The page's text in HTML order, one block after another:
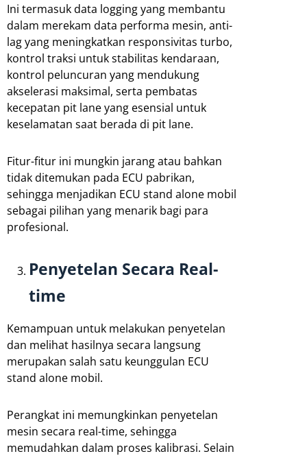
Ini termasuk data logging yang membantu
dalam merekam data performa mesin, anti-
lag yang meningkatkan responsivitas turbo,
kontrol traksi untuk stabilitas kendaraan,
kontrol peluncuran yang mendukung
akselerasi maksimal, serta pembatas
kecepatan pit lane yang esensial untuk
keselamatan saat berada di pit lane.
Fitur-fitur ini mungkin jarang atau bahkan
tidak ditemukan pada ECU pabrikan,
sehingga menjadikan ECU stand alone mobil
sebagai pilihan yang menarik bagi para
profesional.
Penyetelan Secara Real-
time
Kemampuan untuk melakukan penyetelan
dan melihat hasilnya secara langsung
merupakan salah satu keunggulan ECU
stand alone mobil.
Perangkat ini memungkinkan penyetelan
mesin secara real-time, sehingga
memudahkan dalam proses kalibrasi. Selain